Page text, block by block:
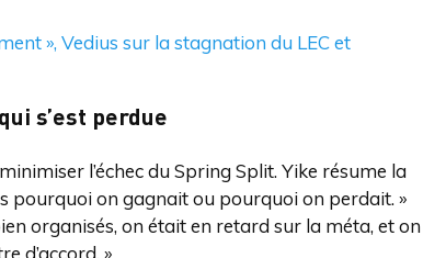
», Vedius sur la stagnation du LEC et
s’est perdue
l’échec du Spring Split. Yike résume la
pourquoi on gagnait ou pourquoi on perdait. »
organisés, on était en retard sur la méta, et on
d’accord. »